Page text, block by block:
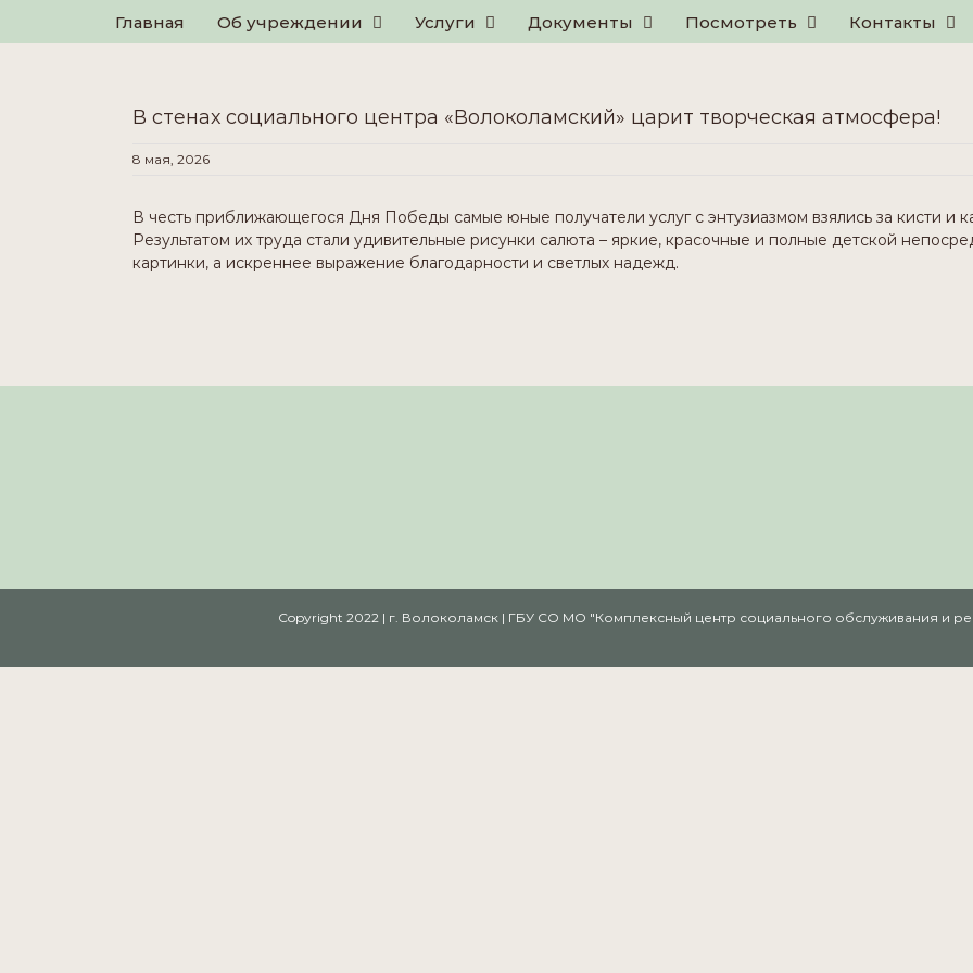
Главная Об учреждении Услуги Документы Посмотреть Контакты
В стенах социального центра «Волоколамский» царит творческая атмосфера!
8 мая, 2026
В честь приближающегося Дня Победы самые юные получатели услуг с энтузиазмом взялись за кисти и
Результатом их труда стали удивительные рисунки салюта – яркие, красочные и полные детской
картинки, а искреннее выражение благодарности и светлых надежд.
Copyright 2022 | г. Волоколамск | ГБУ СО МО "Комплексный центр социального обслуживания и